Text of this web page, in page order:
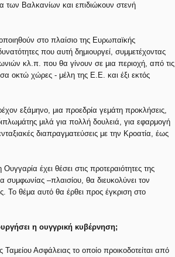
των Βαλκανίων και επιδιώκουν στενή
στο πλαίσιο της Ευρωπαϊκής
που αυτή δημιουργεί, συμμετέχοντας
κλ.π. που θα γίνουν σε μια περιοχή, από τις
οκτώ χώρες - μέλη της Ε.Ε. και έξι εκτός
εξάμηνο, μια προεδρία γεμάτη προκλήσεις,
μιλά για πολλή δουλειά, για εφαρμογή
διαπραγματεύσεις με την Κροατία, έως
έχει θέσει στις προτεραιότητες της
συμφωνίας –πλαισίου, θα διευκολύνει τον
Το θέμα αυτό θα έρθει προς έγκριση στο
η ουγγρική κυβέρνηση;
Ασφάλειας το οποίο προικοδοτείται από